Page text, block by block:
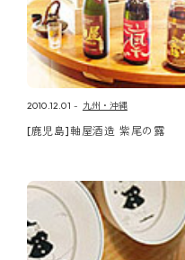
2010.12.01 九州・沖縄
[鹿児島]軸屋酒造 紫尾の露